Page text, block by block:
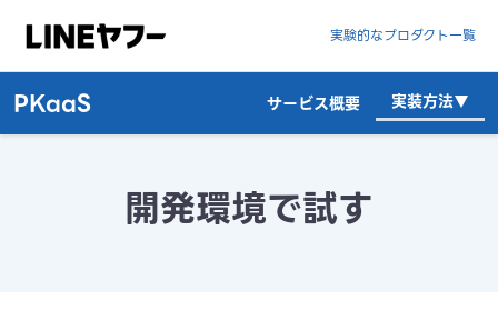
実験的なプロダクト一覧
PKaaS サービス概要 実装方法▼
開発環境で試す